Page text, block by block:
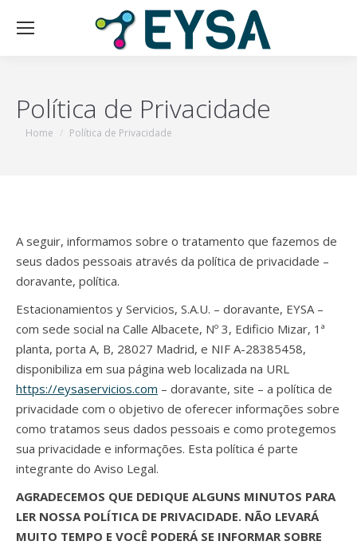
Política de Privacidade
You are here:
Home Política de Privacidade
A seguir, informamos sobre o tratamento que fazemos de
seus dados pessoais através da política de privacidade –
doravante, política.
Estacionamientos y Servicios, S.A.U. – doravante, EYSA –
com sede social na Calle Albacete, Nº 3, Edificio Mizar, 1ª
planta, porta A, B, 28027 Madrid, e NIF A-28385458,
disponibiliza em sua página web localizada na URL
https://eysaservicios.com – doravante, site – a política de
privacidade com o objetivo de oferecer informações sobre
como tratamos seus dados pessoais e como protegemos
sua privacidade e informações. Esta política é parte
integrante do Aviso Legal.
AGRADECEMOS QUE DEDIQUE ALGUNS MINUTOS PARA
LER NOSSA POLÍTICA DE PRIVACIDADE. NÃO LEVARÁ
MUITO TEMPO E VOCÊ PODERÁ SE INFORMAR SOBRE